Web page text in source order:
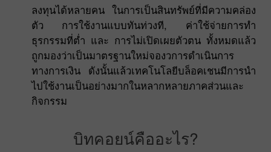
ลงทุนได้หลายคน ในการเป็นสินทรัพย์ที่มีความคล่อง
ตัว การใช้งานแบบทันท่วงที, ค่าใช้จ่ายการทำ
ธุรกรรมที่ต่ำ และ การไม่เปิดเผยตัวตน ทั้งหมดแล้ว
ถูกมองว่าเป็นมาตรฐานใหม่จองวการดำเนินการ
ทางการเงิน ดังนั้นแล้วเทคโนโลยีบล็อคเชนมีการนำ
ไปใช้งานเป็นอย่างมากในหลากหลายภาคส่วนและ
กิจกรรม
บิทคอยน์คืออะไร?